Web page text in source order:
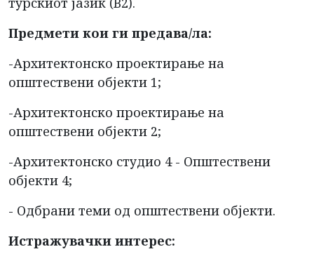
Предмети кои ги предава/лa:
-Архитектонско проектирање на
општествени објекти 1;
-Архитектонско проектирање на
општествени објекти 2;
-Архитектонско студио 4 - Општествени
објекти 4;
- Одбрани теми од општествени објекти.
Истражувачки интерес: